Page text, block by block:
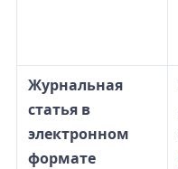
Журнальная
статья в
электронном
формате